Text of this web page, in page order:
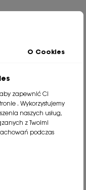
Polski. Od ponad
doświadczeniem i
O Cookies
aby zapewnić Ci
. Wykorzystujemy
naszych usług,
z Twoimi
podczas